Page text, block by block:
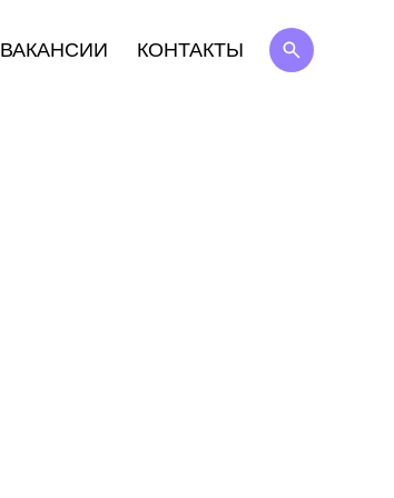
ВАКАНСИИ КОНТАКТЫ